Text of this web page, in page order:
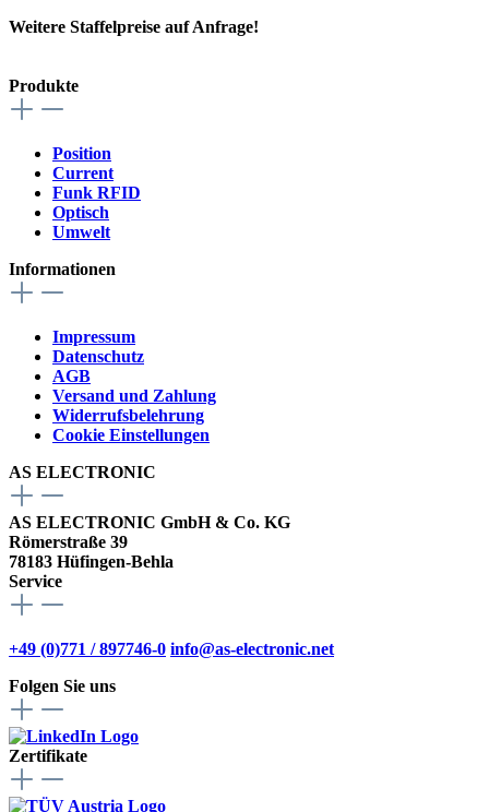
Weitere Staffelpreise auf Anfrage!
Produkte
Position
Current
Funk RFID
Optisch
Umwelt
Informationen
Impressum
Datenschutz
AGB
Versand und Zahlung
Widerrufsbelehrung
Cookie Einstellungen
AS ELECTRONIC
AS ELECTRONIC GmbH & Co. KG
Römerstraße 39
78183 Hüfingen-Behla
Service
+49 (0)771 / 897746-0 info@as-electronic.net
Folgen Sie uns
Zertifikate